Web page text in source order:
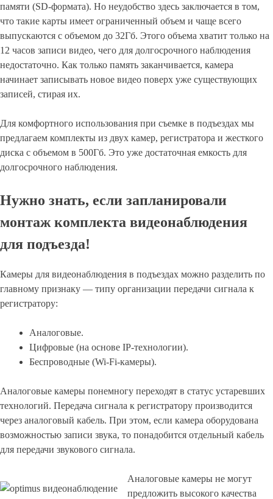
памяти (SD-формата). Но неудобство здесь заключается в том,
что такие карты имеет ограниченный объем и чаще всего
выпускаются с объемом до 32Гб. Этого объема хватит только на
12 часов записи видео, чего для долгосрочного наблюдения
недостаточно. Как только память заканчивается, камера
начинает записывать новое видео поверх уже существующих
записей, стирая их.
Для комфортного использования при съемке в подъездах мы
предлагаем комплекты из двух камер, регистратора и жесткого
диска с объемом в 500Гб. Это уже достаточная емкость для
долгосрочного наблюдения.
Нужно знать, если запланировали
монтаж комплекта видеонаблюдения
для подъезда!
Камеры для видеонаблюдения в подъездах можно разделить по
главному признаку — типу организации передачи сигнала к
регистратору:
Аналоговые.
Цифровые (на основе IP-технологии).
Беспроводные (Wi-Fi-камеры).
Аналоговые камеры понемногу переходят в статус устаревших
технологий. Передача сигнала к регистратору производится
через аналоговый кабель. При этом, если камера оборудована
возможностью записи звука, то понадобится отдельный кабель
для передачи звукового сигнала.
Аналоговые камеры не могут
предложить высокого качества